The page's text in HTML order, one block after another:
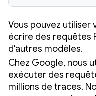
Vous pouvez
écrire des requêtes
d'autres modèles.
Chez Google, nous
exécuter des
millions de traces.